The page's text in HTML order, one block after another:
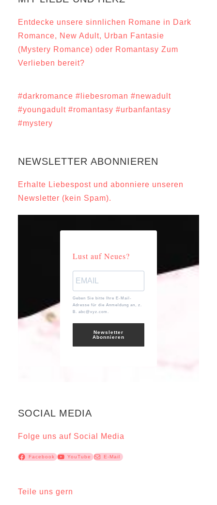
Entdecke unsere sinnlichen Romane in Dark
Romance, New Adult, Urban Fantasie
(Mystery Romance) oder Romantasy Zum
Verlieben bereit?
#darkromance #liebesroman #newadult
#youngadult #romantasy#urbanfantasy
#mystery
NEWSLETTER ABONNIEREN
Erhalte Liebespost und abonniere unseren
Newsletter (kein Spam).
Lust auf Neues?
Geben Sie bitte Ihre E-Mail-
Adresse für die Anmeldung an, z.
B. abc@xyz.com.
Newsletter
Abonnieren
SOCIAL MEDIA
Folge uns auf Social Media
Facebook YouTube E-Mail
Teile uns gern